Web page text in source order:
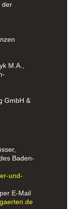
der
M.A.,
GmbH &
Baden-
und-
E-Mail